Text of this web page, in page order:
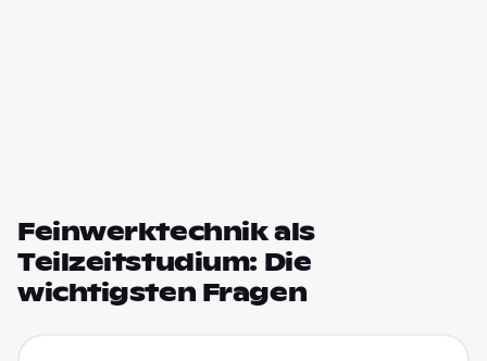
Feinwerktechnik als
Teilzeitstudium: Die
wichtigsten Fragen